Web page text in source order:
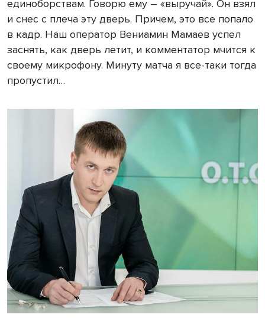
единоборствам. Говорю ему – «выручай». Он взял
и снес с плеча эту дверь. Причем, это все попало
в кадр. Наш оператор Вениамин Мамаев успел
заснять, как дверь летит, и комментатор мчится к
своему микрофону. Минуту матча я все-таки тогда
пропустил…